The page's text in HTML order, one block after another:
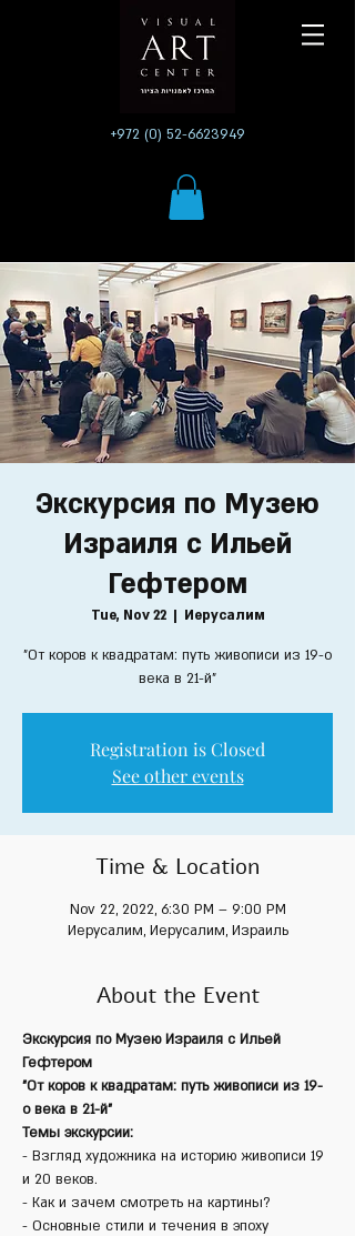
+972 (0) 52-6623949
Экскурсия по Музею
Израиля с Ильей
Гефтером
Tue, Nov 22
  |
Иерусалим
"От коров к квадратам: путь живописи из 19-о
Registration is Closed
See other events
Time & Location
Nov 22, 2022, 6:30 PM – 9:00 PM
Иерусалим, Иерусалим, Израиль
About the Event
Экскурсия по Музею Израиля с Ильей
Гефтером
"От коров к квадратам: путь живописи из 19-
о века в 21-й"
Темы экскурсии:
- Взгляд художника на историю живописи 19
и 20 веков.
- Как и зачем смотреть на картины?
- Основные стили и течения в эпоху